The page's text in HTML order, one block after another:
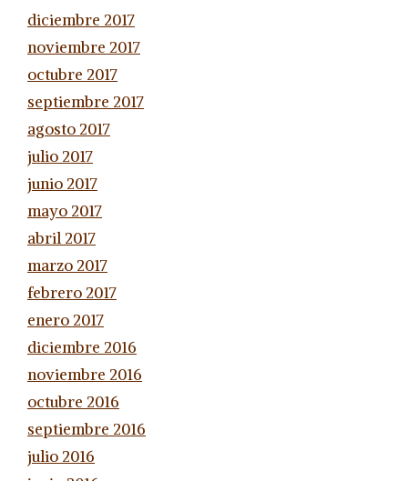
diciembre 2017
noviembre 2017
octubre 2017
septiembre 2017
agosto 2017
julio 2017
junio 2017
mayo 2017
abril 2017
marzo 2017
febrero 2017
enero 2017
diciembre 2016
noviembre 2016
octubre 2016
septiembre 2016
julio 2016